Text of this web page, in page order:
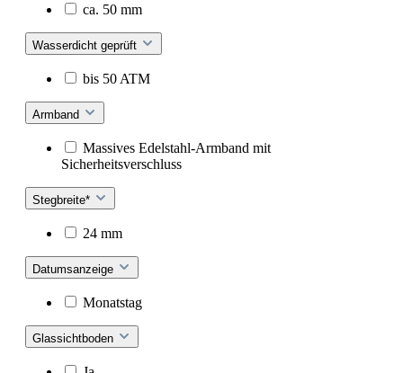
ca. 50 mm
Wasserdicht geprüft
bis 50 ATM
Armband
Massives Edelstahl-Armband mit
Sicherheitsverschluss
Stegbreite*
24 mm
Datumsanzeige
Monatstag
Glassichtboden